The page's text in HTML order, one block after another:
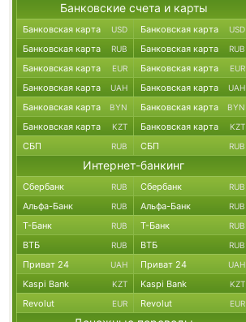
Банковские счета и карты
Банковская карта USD Банковская карта USD
Банковская карта RUB Банковская карта RUB
Банковская карта EUR Банковская карта EUR
Банковская карта UAH Банковская карта UAH
Банковская карта BYN Банковская карта BYN
Банковская карта KZT Банковская карта KZT
СБП RUB СБП RUB
Интернет-банкинг
Сбербанк RUB Сбербанк RUB
Альфа-Банк RUB Альфа-Банк RUB
Т-Банк RUB Т-Банк RUB
ВТБ RUB ВТБ RUB
Приват 24 UAH Приват 24 UAH
Kaspi Bank KZT Kaspi Bank KZT
Revolut EUR Revolut EUR